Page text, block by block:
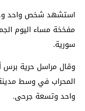
استشهد شخص واحد
مفخخة مساء اليوم
سورية.
وقال مراسل حرية برس
المحراب في وسط
واحد وتسعة جرحى.